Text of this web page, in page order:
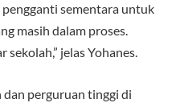
pengganti sementara untuk
masih dalam proses.
jelas Yohanes.
dan perguruan tinggi di